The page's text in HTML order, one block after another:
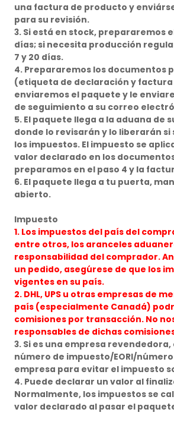
una factura de producto y
para su revisión.
3. Si está en stock, prepararemos
días; si necesita producción
7 y 20 días.
4. Prepararemos los documentos
(etiqueta de declaración y
enviaremos el paquete y le
de seguimiento a su correo
5. El paquete llega a la aduana de
donde lo revisarán y lo liberarán si
los impuestos. El impuesto se
valor declarado en los
preparamos en el paso 4 y la
6. El paquete llega a tu puerta,
abierto.
Impuesto
1. Los impuestos del país del
entre otros, los aranceles
responsabilidad del comprador.
un pedido, asegúrese de que los
vigentes en su país.
2. DHL, UPS u otras empresas de
país (especialmente Canadá)
comisiones por transacción. No
responsables de dichas
3. Si es una empresa
número de impuesto/EORI/número
empresa para evitar el impuesto
4. Puede declarar un valor al
Normalmente, los impuestos se
valor declarado al pasar el